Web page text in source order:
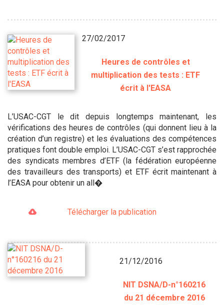
27/02/2017
Heures de contrôles et
multiplication des tests : ETF
écrit à l'EASA
L’USAC-CGT le dit depuis longtemps maintenant, les
vérifications des heures de contrôles (qui donnent lieu à la
création d’un registre) et les évaluations des compétences
pratiques font double emploi. L’USAC-CGT s’est rapprochée
des syndicats membres d’ETF (la fédération européenne
des travailleurs des transports) et ETF écrit maintenant à
l’EASA pour obtenir un all�
Télécharger la publication
21/12/2016
NIT DSNA/D-n°160216
du 21 décembre 2016